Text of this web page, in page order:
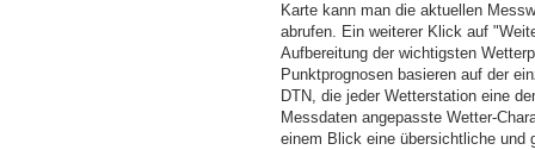
Karte kann man die aktuellen
abrufen. Ein weiterer Klick auf
Aufbereitung der wichtigsten
Punktprognosen basieren auf der
DTN, die jeder Wetterstation eine
Messdaten angepasste Wetter-
einem Blick eine übersichtliche und